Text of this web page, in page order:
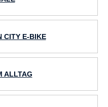
CITY E-BIKE
ALLTAG